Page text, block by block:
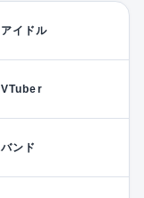
アイドル
VTuber
バンド